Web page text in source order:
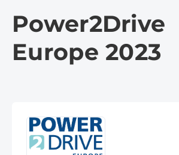
Power2Drive
Europe 2023